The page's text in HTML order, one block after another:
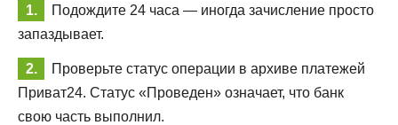
Подождите 24 часа — иногда зачисление просто
запаздывает.
Проверьте статус операции в архиве платежей
Приват24. Статус «Проведен» означает, что банк
свою часть выполнил.